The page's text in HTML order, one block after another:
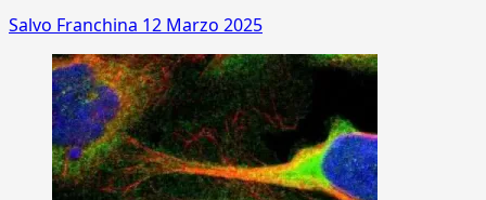
Salvo Franchina 12 Marzo 2025